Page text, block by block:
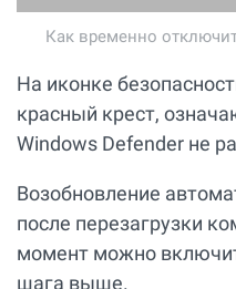
Как временно
На иконке
красный крест,
Windows Defender не
Возобновление
после перезагрузки
момент можно
шага выше.